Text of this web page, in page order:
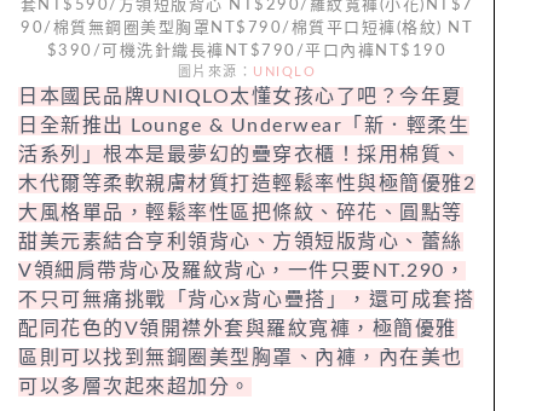
套NT$590/方領短版背心 NT$290/羅紋寬褲(小花)NT$7
90/棉質無鋼圈美型胸罩NT$790/棉質平口短褲(格紋) NT
$390/可機洗針織長褲NT$790/平口內褲NT$190
圖片來源： UNIQLO
日本國民品牌UNIQLO太懂女孩心了吧？今年夏
日全新推出 Lounge & Underwear「新．輕柔生
活系列」根本是最夢幻的疊穿衣櫃！採用棉質、
木代爾等柔軟親膚材質打造輕鬆率性與極簡優雅2
大風格單品，輕鬆率性區把條紋、碎花、圓點等
甜美元素結合亨利領背心、方領短版背心、蕾絲
V領細肩帶背心及羅紋背心，一件只要NT.290，
不只可無痛挑戰「背心x背心疊搭」，還可成套搭
配同花色的V領開襟外套與羅紋寬褲，極簡優雅
區則可以找到無鋼圈美型胸罩、內褲，內在美也
可以多層次起來超加分。